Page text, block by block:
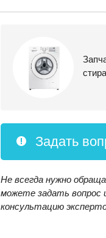
Задать
Не всегда нужно
можете задать вопрос
консультацию